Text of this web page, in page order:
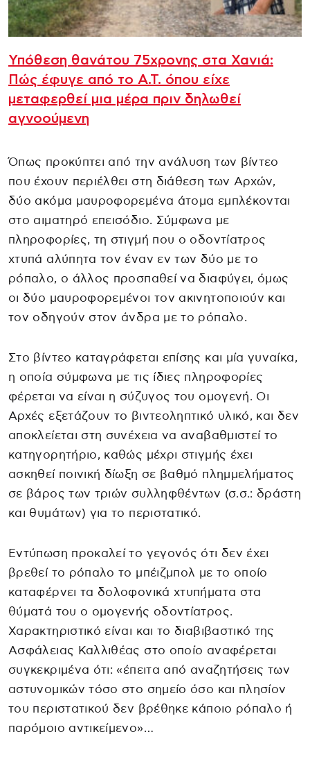
Υπόθεση θανάτου 75χρονης στα Χανιά:
Πώς έφυγε από το Α.Τ. όπου είχε
μεταφερθεί μια μέρα πριν δηλωθεί
αγνοούμενη
Όπως προκύπτει από την ανάλυση των βίντεο
που έχουν περιέλθει στη διάθεση των Αρχών,
δύο ακόμα μαυροφορεμένα άτομα εμπλέκονται
στο αιματηρό επεισόδιο. Σύμφωνα με
πληροφορίες, τη στιγμή που ο οδοντίατρος
χτυπά αλύπητα τον έναν εν των δύο με το
ρόπαλο, ο άλλος προσπαθεί να διαφύγει, όμως
οι δύο μαυροφορεμένοι τον ακινητοποιούν και
τον οδηγούν στον άνδρα με το ρόπαλο.
Στο βίντεο καταγράφεται επίσης και μία γυναίκα,
η οποία σύμφωνα με τις ίδιες πληροφορίες
φέρεται να είναι η σύζυγος του ομογενή. Οι
Αρχές εξετάζουν το βιντεοληπτικό υλικό, και δεν
αποκλείεται στη συνέχεια να αναβαθμιστεί το
κατηγορητήριο, καθώς μέχρι στιγμής έχει
ασκηθεί ποινική δίωξη σε βαθμό πλημμελήματος
σε βάρος των τριών συλληφθέντων (σ.σ.: δράστη
και θυμάτων) για το περιστατικό.
Εντύπωση προκαλεί το γεγονός ότι δεν έχει
βρεθεί το ρόπαλο το μπέιζμπολ με το οποίο
καταφέρνει τα δολοφονικά χτυπήματα στα
θύματά του ο ομογενής οδοντίατρος.
Χαρακτηριστικό είναι και το διαβιβαστικό της
Ασφάλειας Καλλιθέας στο οποίο αναφέρεται
συγκεκριμένα ότι: «έπειτα από αναζητήσεις των
αστυνομικών τόσο στο σημείο όσο και πλησίον
του περιστατικού δεν βρέθηκε κάποιο ρόπαλο ή
παρόμοιο αντικείμενο»…